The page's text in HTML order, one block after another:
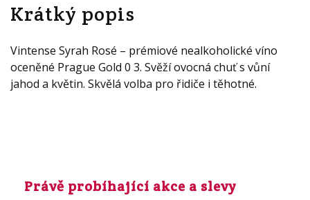
Krátký popis
Vintense Syrah Rosé – prémiové nealkoholické víno
oceněné Prague Gold 0 3. Svěží ovocná chuť s vůní
jahod a květin. Skvělá volba pro řidiče i těhotné.
Právě probíhající akce a slevy